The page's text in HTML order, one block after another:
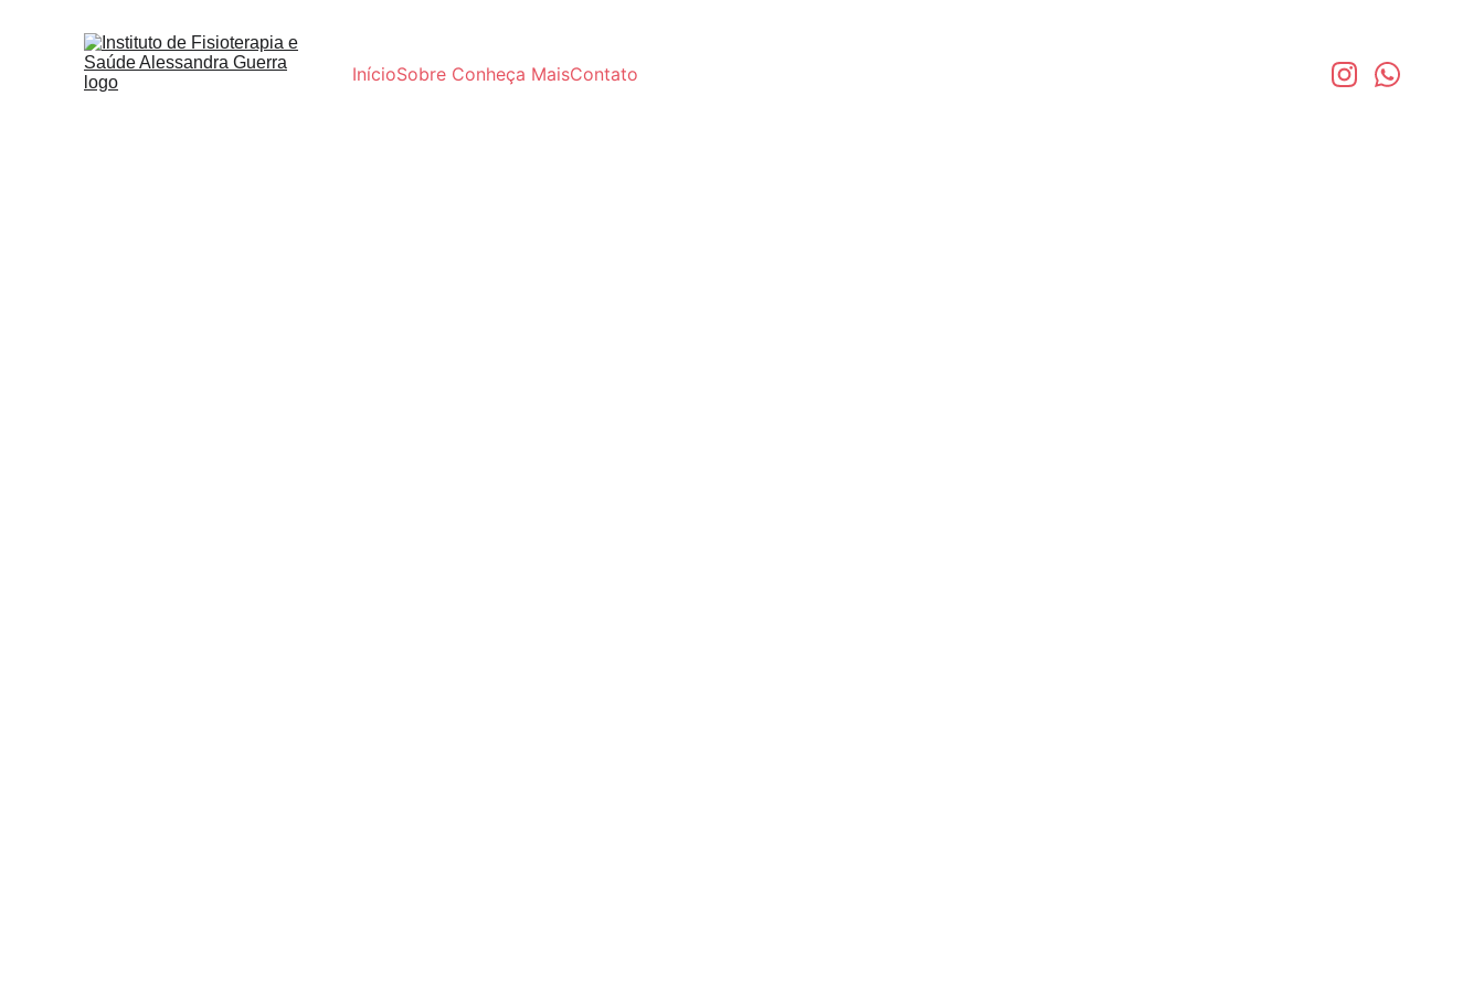
InícioSobre Conheça MaisContato